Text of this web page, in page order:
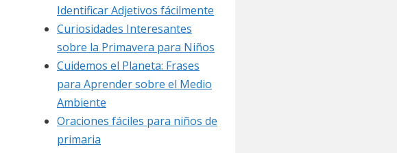
Identificar Adjetivos fácilmente
Curiosidades Interesantes
sobre la Primavera para Niños
Cuidemos el Planeta: Frases
para Aprender sobre el Medio
Ambiente
Oraciones fáciles para niños de
primaria